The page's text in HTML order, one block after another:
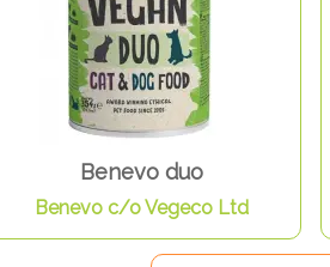
Benevo duo
Benevo c/o Vegeco Ltd